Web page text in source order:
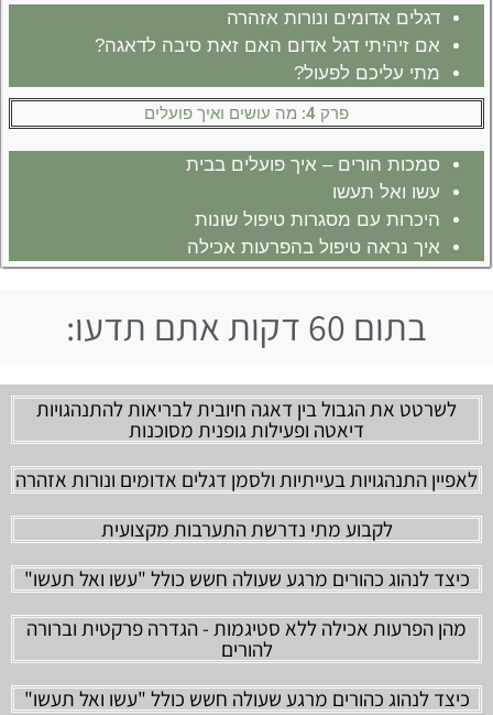
דגלים אדומים ונורות אזהרה
אם זיהיתי דגל אדום האם זאת סיבה לדאגה?
מתי עליכם לפעול?
פרק 4: מה עושים ואיך פועלים
סמכות הורים – איך פועלים בבית
עשו ואל תעשו
היכרות עם מסגרות טיפול שונות
איך נראה טיפול בהפרעות אכילה
בתום 60 דקות אתם תדעו:
לשרטט את הגבול בין דאגה חיובית לבריאות להתנהגויות
דיאטה ופעילות גופנית מסוכנות
לאפיין התנהגויות בעייתיות ולסמן דגלים אדומים ונורות אזהרה
לקבוע מתי נדרשת התערבות מקצועית
כיצד לנהוג כהורים מרגע שעולה חשש כולל "עשו ואל תעשו"
מהן הפרעות אכילה ללא סטיגמות - הגדרה פרקטית וברורה
להורים
כיצד לנהוג כהורים מרגע שעולה חשש כולל "עשו ואל תעשו"